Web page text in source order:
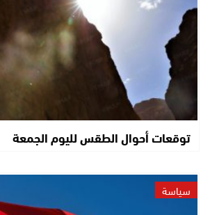
توقعات أحوال الطقس لليوم الجمعة
سياسة